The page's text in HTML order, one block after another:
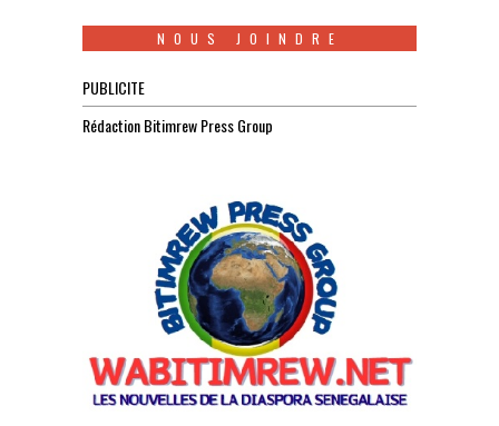
NOUS JOINDRE
PUBLICITE
Rédaction Bitimrew Press Group